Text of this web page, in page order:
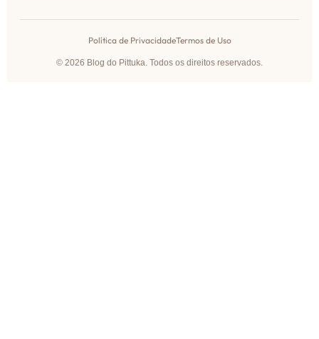
Política de PrivacidadeTermos de Uso
© 2026 Blog do Pittuka. Todos os direitos reservados.